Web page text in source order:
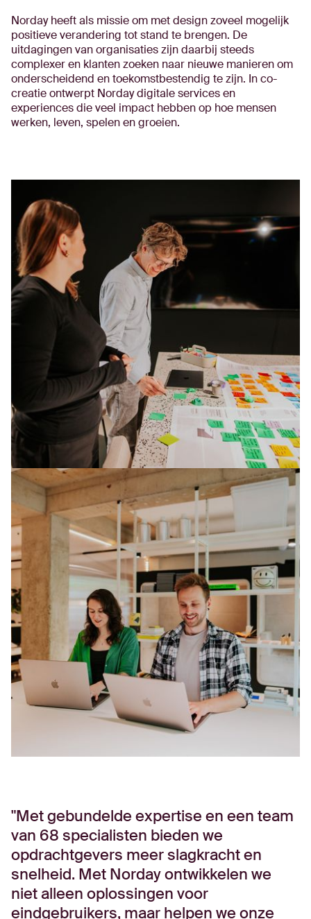
Norday heeft als missie om met design zoveel mogelijk
positieve verandering tot stand te brengen. De
uitdagingen van organisaties zijn daarbij steeds
complexer en klanten zoeken naar nieuwe manieren om
onderscheidend en toekomstbestendig te zijn. In co-
creatie ontwerpt Norday digitale services en
experiences die veel impact hebben op hoe mensen
werken, leven, spelen en groeien.
Met gebundelde expertise en een team
van 68 specialisten bieden we
opdrachtgevers meer slagkracht en
snelheid. Met Norday ontwikkelen we
niet alleen oplossingen voor
eindgebruikers, maar helpen we onze